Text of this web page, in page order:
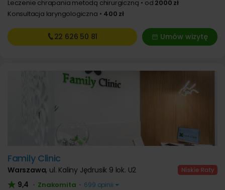
Leczenie chrapania metodą chirurgiczną od 2000 zł
Konsultacja laryngologiczna
400 zł
Umów wizytę
22 626 50 81
Family Clinic
Warszawa, ul. Kaliny Jędrusik 9 lok. U2
9,4 • Znakomita • 699 opinii